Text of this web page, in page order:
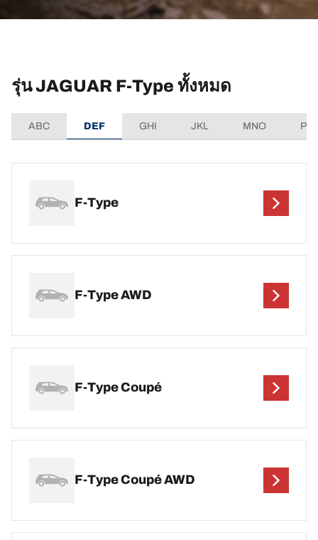
รุ่น JAGUAR F-Type ทั้งหมด
ABC DEF GHI JKL MNO
F-Type
F-Type AWD
F-Type Coupé
F-Type Coupé AWD